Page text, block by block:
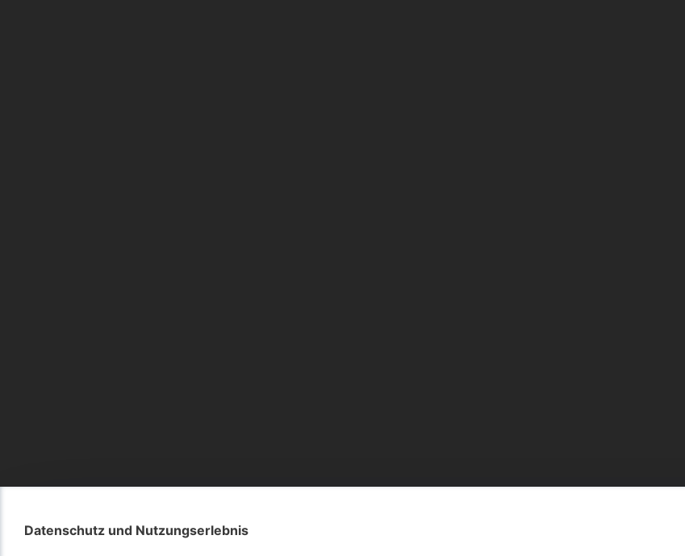
Datenschutz und Nutzungserlebnis
Datenschutz und Nutzungserlebnis